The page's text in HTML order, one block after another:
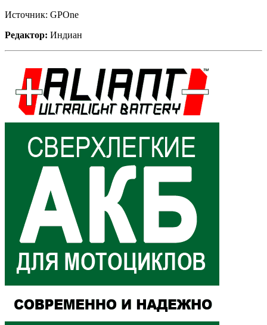
Источник: GPOne
Редактор: Индиан